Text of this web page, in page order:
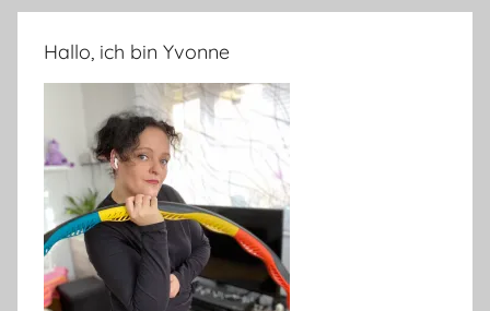
Hallo, ich bin Yvonne